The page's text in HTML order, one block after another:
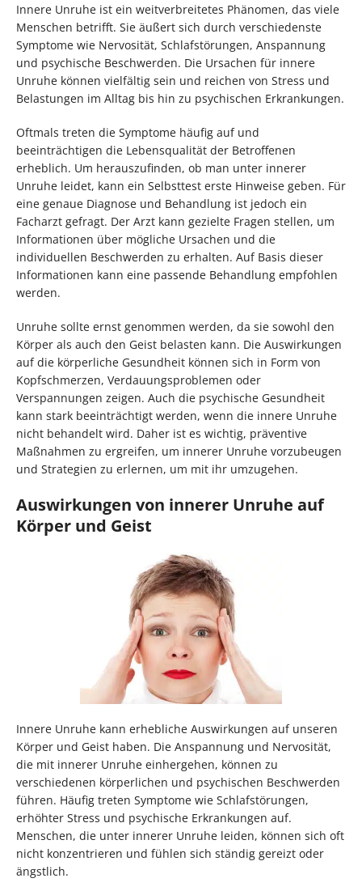
Innere Unruhe ist ein weitverbreitetes Phänomen, das viele
Menschen betrifft. Sie äußert sich durch verschiedenste
Symptome wie Nervosität, Schlafstörungen, Anspannung
und psychische Beschwerden. Die Ursachen für innere
Unruhe können vielfältig sein und reichen von Stress und
Belastungen im Alltag bis hin zu psychischen Erkrankungen.
Oftmals treten die Symptome häufig auf und
beeinträchtigen die Lebensqualität der Betroffenen
erheblich. Um herauszufinden, ob man unter innerer
Unruhe leidet, kann ein Selbsttest erste Hinweise geben. Für
eine genaue Diagnose und Behandlung ist jedoch ein
Facharzt gefragt. Der Arzt kann gezielte Fragen stellen, um
Informationen über mögliche Ursachen und die
individuellen Beschwerden zu erhalten. Auf Basis dieser
Informationen kann eine passende Behandlung empfohlen
werden.
Unruhe sollte ernst genommen werden, da sie sowohl den
Körper als auch den Geist belasten kann. Die Auswirkungen
auf die körperliche Gesundheit können sich in Form von
Kopfschmerzen, Verdauungsproblemen oder
Verspannungen zeigen. Auch die psychische Gesundheit
kann stark beeinträchtigt werden, wenn die innere Unruhe
nicht behandelt wird. Daher ist es wichtig, präventive
Maßnahmen zu ergreifen, um innerer Unruhe vorzubeugen
und Strategien zu erlernen, um mit ihr umzugehen.
Auswirkungen von innerer Unruhe auf
Körper und Geist
Innere Unruhe kann erhebliche Auswirkungen auf unseren
Körper und Geist haben. Die Anspannung und Nervosität,
die mit innerer Unruhe einhergehen, können zu
verschiedenen körperlichen und psychischen Beschwerden
führen. Häufig treten Symptome wie Schlafstörungen,
erhöhter Stress und psychische Erkrankungen auf.
Menschen, die unter innerer Unruhe leiden, können sich oft
nicht konzentrieren und fühlen sich ständig gereizt oder
ängstlich.